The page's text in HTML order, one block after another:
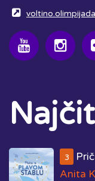
3
Anita